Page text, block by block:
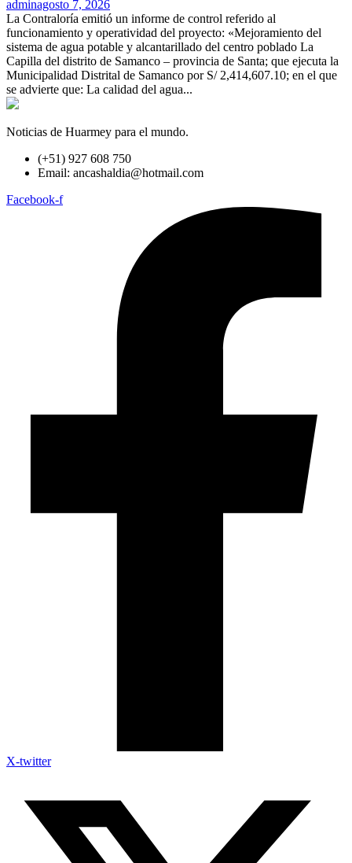
adminagosto 7, 2026
La Contraloría emitió un informe de control referido al
funcionamiento y operatividad del proyecto: «Mejoramiento del
sistema de agua potable y alcantarillado del centro poblado La
Capilla del distrito de Samanco – provincia de Santa; que ejecuta la
Municipalidad Distrital de Samanco por S/ 2,414,607.10; en el que
se advierte que: La calidad del agua...
Noticias de Huarmey para el mundo.
(+51) 927 608 750
Email: ancashaldia@hotmail.com
Facebook-f
X-twitter